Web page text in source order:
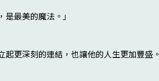
是最美的魔法。」
更深刻的連結，也讓他的人生更加豐盛。